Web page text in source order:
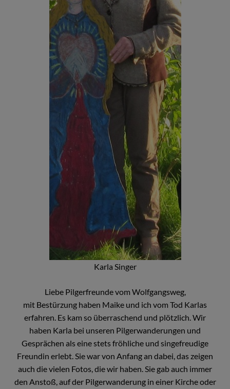
Karla Singer
Liebe Pilgerfreunde vom Wolfgangsweg,
mit Bestürzung haben Maike und ich vom Tod Karlas
erfahren. Es kam so überraschend und plötzlich. Wir
haben Karla bei unseren Pilgerwanderungen und
Gesprächen als eine stets fröhliche und singefreudige
Freundin erlebt. Sie war von Anfang an dabei, das zeigen
auch die vielen Fotos, die wir haben. Sie gab auch immer
den Anstoß, auf der Pilgerwanderung in einer Kirche oder